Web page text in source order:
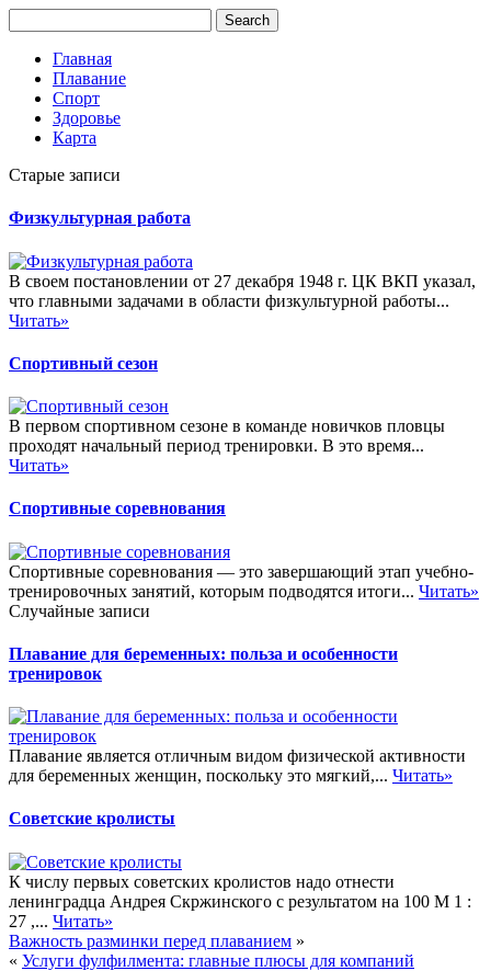
Главная
Плавание
Спорт
Здоровье
Карта
Старые записи
Физкультурная работа
В своем постановлении от 27 декабря 1948 г. ЦК ВКП указал,
что главными задачами в области физкультурной работы...
Читать»
Спортивный сезон
В первом спортивном сезоне в команде новичков пловцы
проходят начальный период тренировки. В это время...
Читать»
Спортивные соревнования
Спортивные соревнования — это завершающий этап учебно-
тренировочных занятий, которым подводятся итоги... Читать»
Случайные записи
Плавание для беременных: польза и особенности
тренировок
Плавание является отличным видом физической активности
для беременных женщин, поскольку это мягкий,... Читать»
Советские кролисты
К числу первых советских кролистов надо отнести
ленинградца Андрея Скржинского с результатом на 100 М 1 :
27 ,... Читать»
Важность разминки перед плаванием »
« Услуги фулфилмента: главные плюсы для компаний